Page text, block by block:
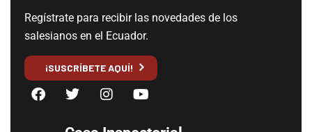
Regístrate para recibir las novedades de los
salesianos en el Ecuador.
¡SUSCRÍBETE AQUÍ!